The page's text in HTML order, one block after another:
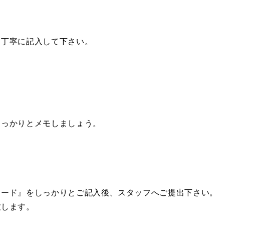
寧に記入して下さい。
かりとメモしましょう。
ド』をしっかりとご記入後、スタッフへご提出下さい。
ます。